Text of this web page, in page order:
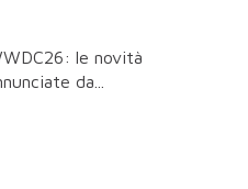
le novità
da...